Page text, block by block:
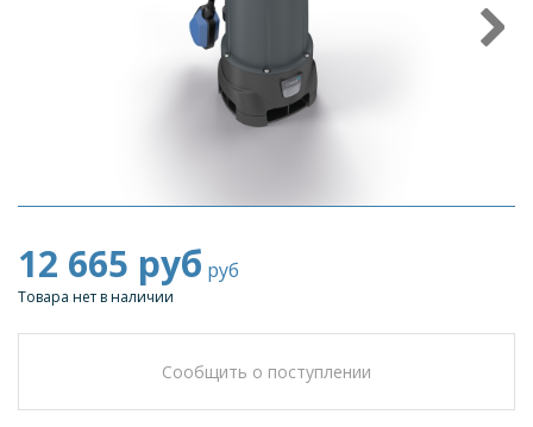
12 665 руб руб
Товара нет в наличии
Сообщить о поступлении